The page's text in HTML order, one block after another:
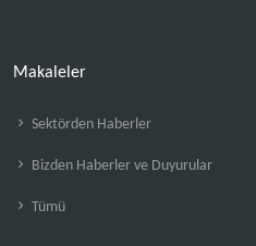
Makaleler
Sektörden Haberler
Bizden Haberler ve Duyurular
Tümü